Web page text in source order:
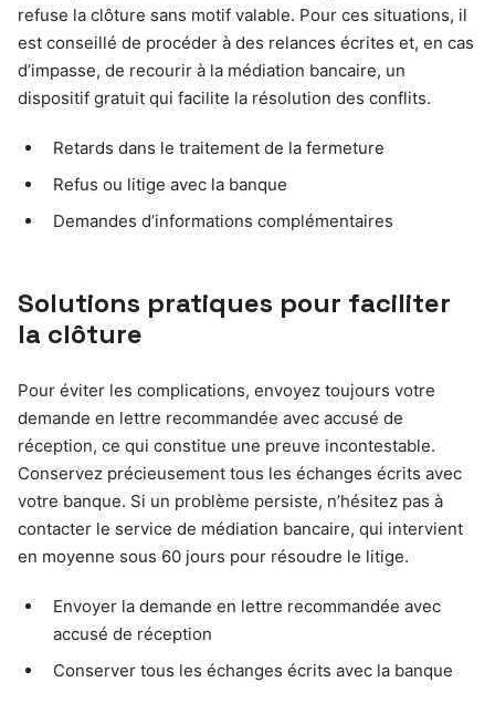
refuse la clôture sans motif valable. Pour ces situations, il
est conseillé de procéder à des relances écrites et, en cas
d’impasse, de recourir à la médiation bancaire, un
dispositif gratuit qui facilite la résolution des conflits.
Retards dans le traitement de la fermeture
Refus ou litige avec la banque
Demandes d’informations complémentaires
Solutions pratiques pour faciliter
la clôture
Pour éviter les complications, envoyez toujours votre
demande en lettre recommandée avec accusé de
réception, ce qui constitue une preuve incontestable.
Conservez précieusement tous les échanges écrits avec
votre banque. Si un problème persiste, n’hésitez pas à
contacter le service de médiation bancaire, qui intervient
en moyenne sous 60 jours pour résoudre le litige.
Envoyer la demande en lettre recommandée avec
accusé de réception
Conserver tous les échanges écrits avec la banque